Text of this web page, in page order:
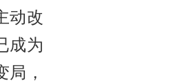
动改
成为
，